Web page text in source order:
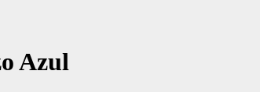
Azul